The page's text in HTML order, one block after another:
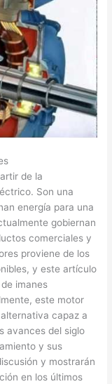
de la
Son una
energía para una
gobiernan
comerciales y
proviene de los
y este artículo
imanes
este motor
capaz a
avances del siglo
y sus
y mostrarán
en los últimos